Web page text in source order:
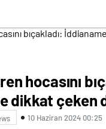
hocasını
dikkat çeken
10 Haziran 2024 00:25